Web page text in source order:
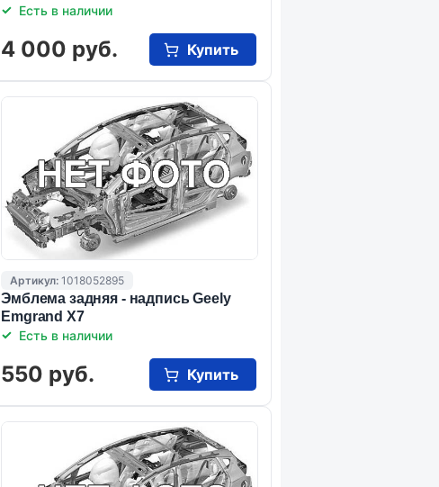
Есть в наличии
4 000 руб. Купить
Артикул:1018052895
Эмблема задняя - надпись Geely
Emgrand X7
Есть в наличии
550 руб. Купить